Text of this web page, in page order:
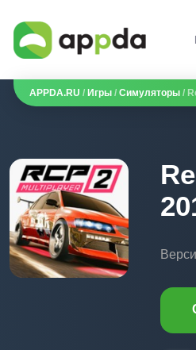
APPDA.RU / Игры / Симуляторы /